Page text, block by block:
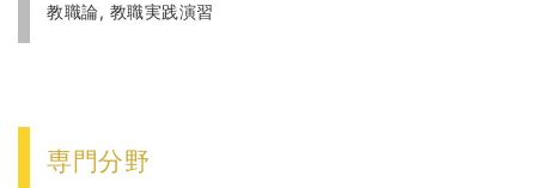
教職論, 教職実践演習
専門分野